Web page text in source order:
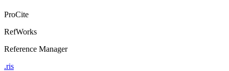
ProCite
RefWorks
Reference Manager
.ris